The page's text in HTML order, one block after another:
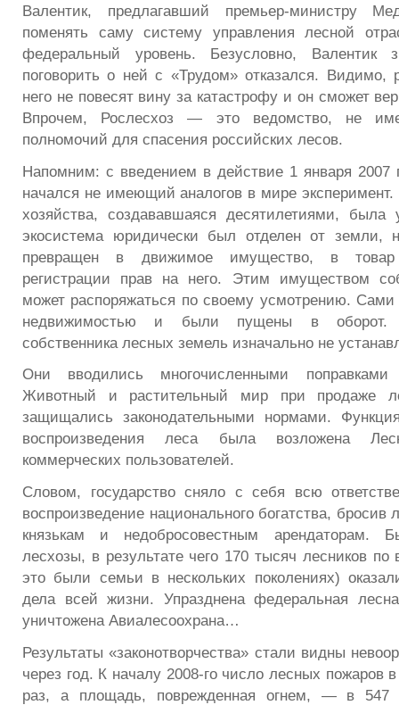
Валентик, предлагавший премьер-министру
поменять саму систему управления лесной
федеральный уровень. Безусловно, Валентик
поговорить о ней с «Трудом» отказался. Видимо,
него не повесят вину за катастрофу и он сможет
Впрочем, Рослесхоз — это ведомство, не
полномочий для спасения российских лесов.
Напомним: с введением в действие 1 января 2007
начался не имеющий аналогов в мире эксперимент.
хозяйства, создававшаяся десятилетиями, была
экосистема юридически был отделен от земли,
превращен в движимое имущество, в товар
регистрации прав на него. Этим имуществом
может распоряжаться по своему усмотрению.
недвижимостью и были пущены в оборот.
собственника лесных земель изначально не
Они вводились многочисленными
Животный и растительный мир при продаже
защищались законодательными нормами.
воспроизведения леса была возложена
коммерческих пользователей.
Словом, государство сняло с себя всю
воспроизведение национального богатства, бросив
князькам и недобросовестным арендаторам.
лесхозы, в результате чего 170 тысяч лесников по
это были семьи в нескольких поколениях)
дела всей жизни. Упразднена федеральная
уничтожена Авиалесоохрана…
Результаты «законотворчества» стали видны
через год. К началу 2008-го число лесных пожаров
раз, а площадь, поврежденная огнем, — в